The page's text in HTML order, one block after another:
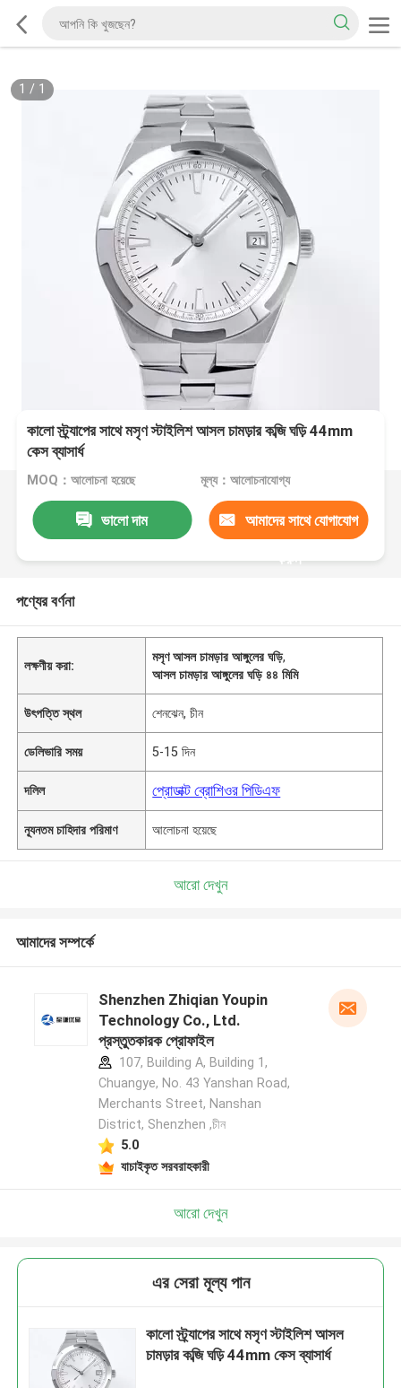
1 / 1
কালো স্ট্র্যাপের সাথে মসৃণ স্টাইলিশ আসল চামড়ার কব্জি ঘড়ি 44mm
কেস ব্যাসার্ধ
MOQ：আলোচনা হয়েছে মূল্য：আলোচনাযোগ্য
ভালো দাম আমাদের সাথে যোগাযোগ
করুন
পণ্যের বর্ণনা
লক্ষণীয় করা:
মসৃণ আসল চামড়ার আঙ্গুলের ঘড়ি,
আসল চামড়ার আঙ্গুলের ঘড়ি ৪৪ মিমি
উৎপত্তি স্থল শেনঝেন, চীন
ডেলিভারি সময় 5-15 দিন
দলিল প্রোডাক্ট ব্রোশিওর পিডিএফ
ন্যূনতম চাহিদার পরিমাণ আলোচনা হয়েছে
আরো দেখুন
আমাদের সম্পর্কে
Shenzhen Zhiqian Youpin
Technology Co., Ltd.
প্রস্তুতকারক প্রোফাইল
107, Building A, Building 1,
Chuangye, No. 43 Yanshan Road,
Merchants Street, Nanshan
District, Shenzhen ,চীন
5.0
যাচাইকৃত সরবরাহকারী
আরো দেখুন
এর সেরা মূল্য পান
কালো স্ট্র্যাপের সাথে মসৃণ স্টাইলিশ আসল
চামড়ার কব্জি ঘড়ি 44mm কেস ব্যাসার্ধ